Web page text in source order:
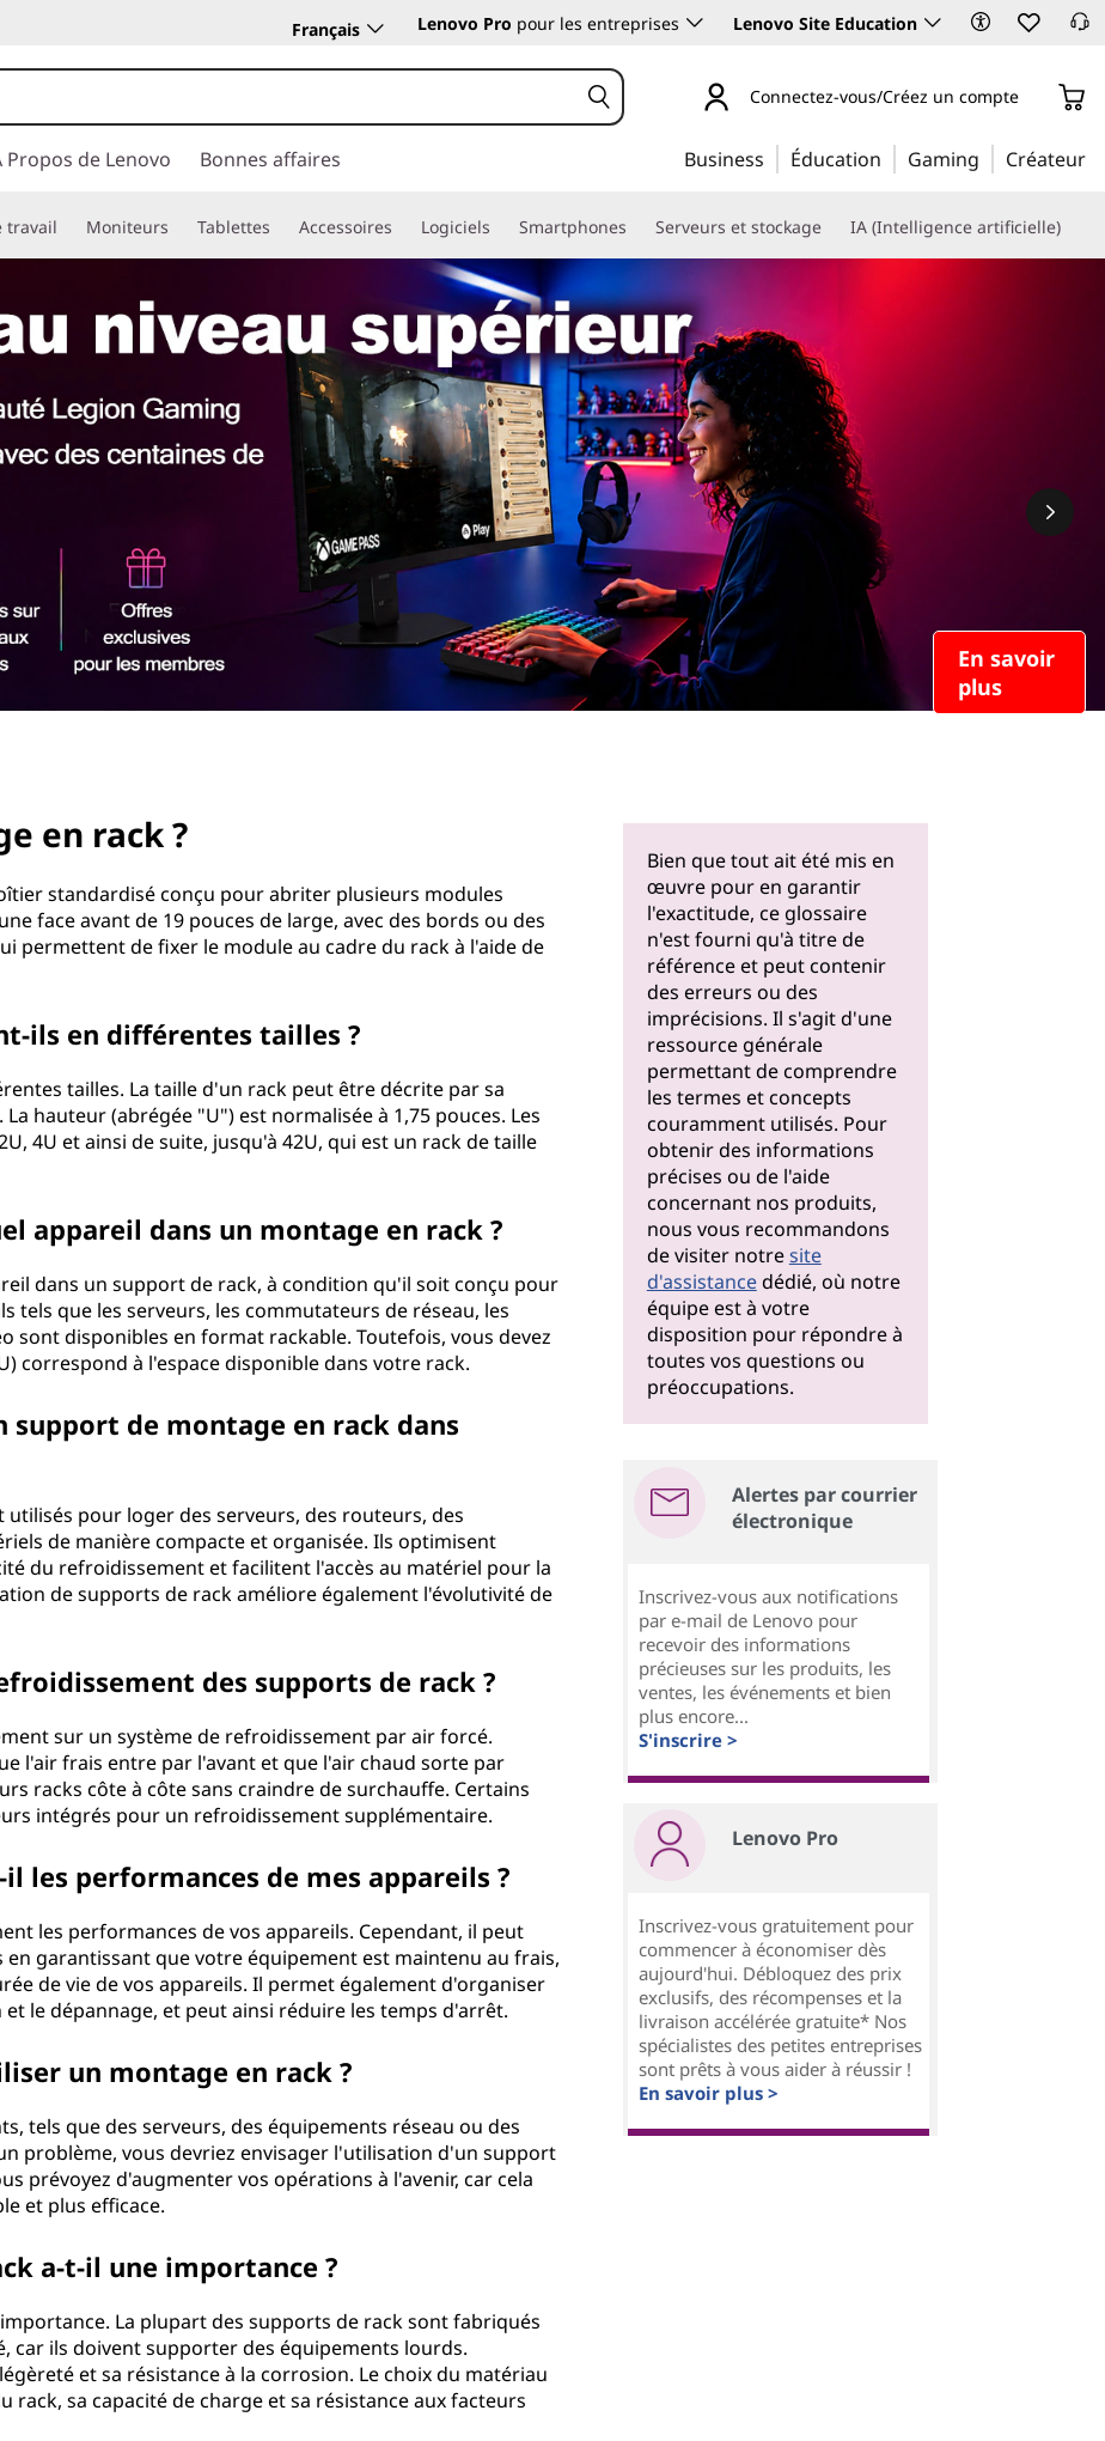
Français Lenovo Pro pour les entreprises Lenovo Site Education
Connectez-vous/Créez un compte
Propos de Lenovo Bonnes affaires Business Éducation Gaming Créateur
travail Moniteurs Tablettes Accessoires Logiciels Smartphones Serveurs et stockage IA (Intelligence artificielle)
En savoir
plus
en rack ?
standardisé conçu pour abriter plusieurs modules
face avant de 19 pouces de large, avec des bords ou des
permettent de fixer le module au cadre du rack à l'aide de
ils en différentes tailles ?
tailles. La taille d'un rack peut être décrite par sa
hauteur (abrégée "U") est normalisée à 1,75 pouces. Les
4U et ainsi de suite, jusqu'à 42U, qui est un rack de taille
appareil dans un montage en rack ?
dans un support de rack, à condition qu'il soit conçu pour
tels que les serveurs, les commutateurs de réseau, les
sont disponibles en format rackable. Toutefois, vous devez
correspond à l'espace disponible dans votre rack.
de montage en rack dans
pour loger des serveurs, des routeurs, des
de manière compacte et organisée. Ils optimisent
du refroidissement et facilitent l'accès au matériel pour la
de supports de rack améliore également l'évolutivité de
des supports de rack ?
sur un système de refroidissement par air forcé.
l'air frais entre par l'avant et que l'air chaud sorte par
racks côte à côte sans craindre de surchauffe. Certains
intégrés pour un refroidissement supplémentaire.
les performances de mes appareils ?
les performances de vos appareils. Cependant, il peut
garantissant que votre équipement est maintenu au frais,
de vie de vos appareils. Il permet également d'organiser
le dépannage, et peut ainsi réduire les temps d'arrêt.
un montage en rack ?
tels que des serveurs, des équipements réseau ou des
problème, vous devriez envisager l'utilisation d'un support
prévoyez d'augmenter vos opérations à l'avenir, car cela
et plus efficace.
a-t-il une importance ?
La plupart des supports de rack sont fabriqués
car ils doivent supporter des équipements lourds.
et sa résistance à la corrosion. Le choix du matériau
rack, sa capacité de charge et sa résistance aux facteurs
Bien que tout ait été mis en
œuvre pour en garantir
l'exactitude, ce glossaire
n'est fourni qu'à titre de
référence et peut contenir
des erreurs ou des
imprécisions. Il s'agit d'une
ressource générale
permettant de comprendre
les termes et concepts
couramment utilisés. Pour
obtenir des informations
précises ou de l'aide
concernant nos produits,
nous vous recommandons
de visiter notresite
d'assistancedédié, où notre
équipe est à votre
disposition pour répondre à
toutes vos questions ou
préoccupations.
Alertes par courrier
électronique
Inscrivez-vous aux notifications
par e-mail de Lenovo pour
recevoir des informations
précieuses sur les produits, les
ventes, les événements et bien
plus encore...
S'inscrire >
Lenovo Pro
Inscrivez-vous gratuitement pour
commencer à économiser dès
aujourd'hui. Débloquez des prix
exclusifs, des récompenses et la
livraison accélérée gratuite* Nos
spécialistes des petites entreprises
sont prêts à vous aider à réussir !
En savoir plus >